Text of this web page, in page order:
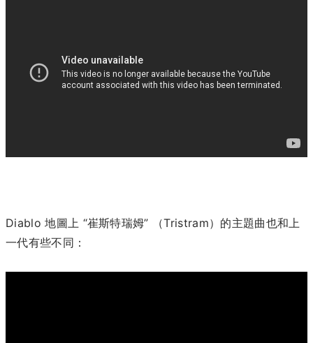
Diablo 地圖上 “崔斯特瑞姆” （Tristram）的主題曲也和上
一代有些不同：